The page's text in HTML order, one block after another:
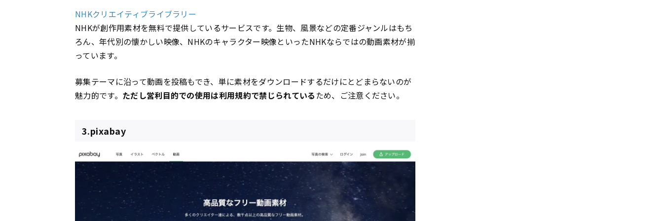
NHKクリエイティブライブラリー
NHKが創作用素材を無料で提供しているサービスです。生物、風景などの定番ジャンルはもち
ろん、年代別の懐かしい映像、NHKのキャラクター映像といったNHKならではの動画素材が揃
っています。
募集テーマに沿って動画を投稿もでき、単に素材をダウンロードするだけにとどまらないのが
魅力的です。 ただし営利目的での使用は利用規約で禁じられている ため、ご注意ください。
3.pixabay